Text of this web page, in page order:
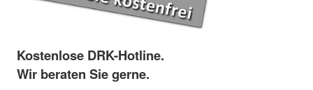
Kostenlose DRK-Hotline.
Wir beraten Sie gerne.